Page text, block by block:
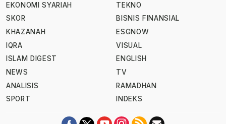
EKONOMI SYARIAH
SKOR
KHAZANAH
IQRA
ISLAM DIGEST
NEWS
ANALISIS
SPORT
TEKNO
BISNIS FINANSIAL
ESGNOW
VISUAL
ENGLISH
TV
RAMADHAN
INDEKS